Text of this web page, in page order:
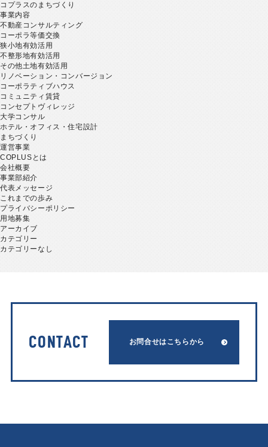
コプラスのまちづくり
事業内容
不動産コンサルティング
コーポラ等価交換
狭小地有効活用
不整形地有効活用
その他土地有効活用
リノベーション・コンバージョン
コーポラティブハウス
コミュニティ賃貸
コンセプトヴィレッジ
大学コンサル
ホテル・オフィス・住宅設計
まちづくり
運営事業
COPLUSとは
会社概要
事業部紹介
代表メッセージ
これまでの歩み
プライバシーポリシー
用地募集
アーカイブ
カテゴリー
カテゴリーなし
CONTACT お問合せはこちらから